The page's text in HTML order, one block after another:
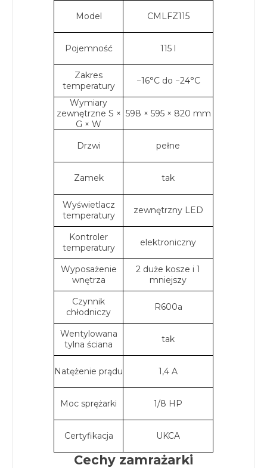
Model CMLFZ115
Pojemność 115 l
Zakres
temperatury
−16°C do −24°C
Wymiary
zewnętrzne S ×
G × W
598 × 595 × 820 mm
Drzwi pełne
Zamek tak
Wyświetlacz
temperatury
zewnętrzny LED
Kontroler
temperatury
elektroniczny
Wyposażenie
wnętrza
2 duże kosze i 1
mniejszy
Czynnik
chłodniczy
R600a
Wentylowana
tylna ściana
tak
Natężenie prądu 1,4 A
Moc sprężarki 1/8 HP
Certyfikacja UKCA
Cechy zamrażarki